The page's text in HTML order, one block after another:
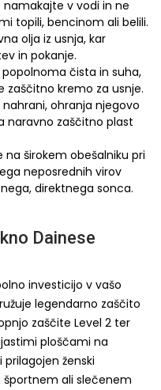
v vodi in ne
topili, bencinom ali belili.
olja iz usnja, kar
in pokanje.
popolnoma čista in suha,
zaščitno kremo za usnje.
ohranja njegovo
naravno zaščitno plast
na širokem obešalniku pri
neposrednih virov
direktnega sonca.
Dainese
investicijo v vašo
legendarno zaščito
zaščite Level 2 ter
ploščami na
ženski
ali slečenem